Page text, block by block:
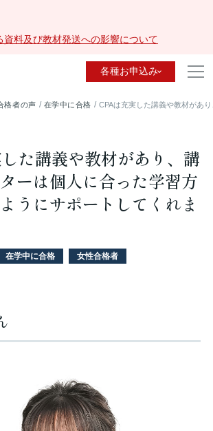
資料及び教材発送への影響について
各種お申込み
格者の声 在学中に合格 CPAは充実した講義や教材があ
た講義や教材があり、講
ーは個人に合った学習方
うにサポートしてくれま
在学中に合格 女性合格者